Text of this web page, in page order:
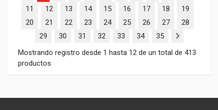
11
12 13 14 15 16 17 18
19
20
21 22 23 24 25 26 27
28
29
30 31 32 33 34
35
Mostrando registro desde 1 hasta 12 de un total de 413
productos